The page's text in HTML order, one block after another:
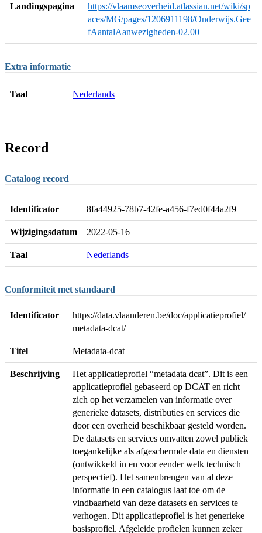
Landingspagina
https://vlaamseoverheid.atlassian.net/wiki/sp
aces/MG/pages/1206911198/Onderwijs.Gee
fAantalAanwezigheden-02.00
Extra informatie
Taal Nederlands
Record
Cataloog record
Identificator 8fa44925-78b7-42fe-a456-f7ed0f44a2f9
Wijzigingsdatum 2022-05-16
Taal Nederlands
Conformiteit met standaard
Identificator
https://data.vlaanderen.be/doc/applicatieprofiel/
metadata-dcat/
Titel Metadata-dcat
Beschrijving
Het applicatieprofiel “metadata dcat”. Dit is een
applicatieprofiel gebaseerd op DCAT en richt
zich op het verzamelen van informatie over
generieke datasets, distributies en services die
door een overheid beschikbaar gesteld worden.
De datasets en services omvatten zowel publiek
toegankelijke als afgeschermde data en diensten
(ontwikkeld in en voor eender welk technisch
perspectief). Het samenbrengen van al deze
informatie in een catalogus laat toe om de
vindbaarheid van deze datasets en services te
verhogen. Dit applicatieprofiel is het generieke
basisprofiel. Afgeleide profielen kunnen zeker